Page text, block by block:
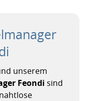
unserem
Feondi sind